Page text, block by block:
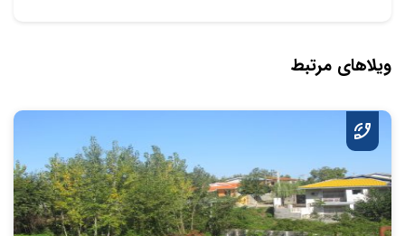
ویلاهای مرتبط